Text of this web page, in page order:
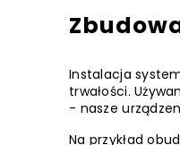
Instalacja
trwałości.
- nasze
Na przykład